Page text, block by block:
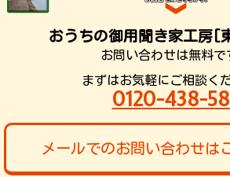
おうちの御用聞き家工房[
お問い合わせは無料で
まずはお気軽にご相談く
0120-438-
メールでのお問い合わせは